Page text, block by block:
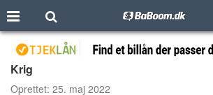
Krig
Oprettet: 25. maj 2022